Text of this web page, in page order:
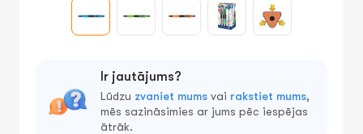
Ir jautājums?
Lūdzu zvaniet mums vai rakstiet mums,
mēs sazināsimies ar jums pēc iespējas
ātrāk.